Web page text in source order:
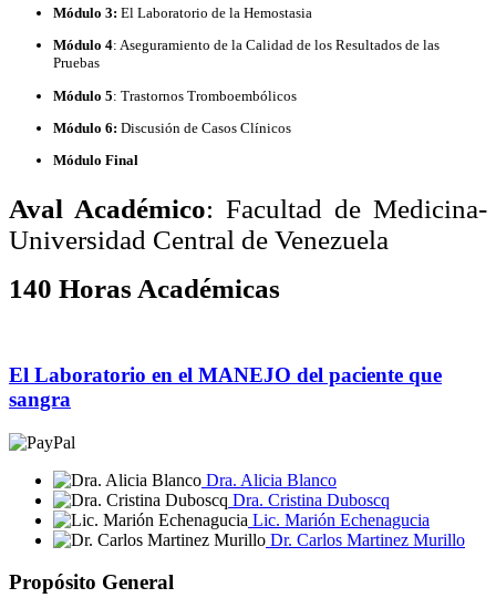
Módulo 3: El Laboratorio de la Hemostasia
Módulo 4: Aseguramiento de la Calidad de los Resultados de las
Pruebas
Módulo 5: Trastornos Tromboembólicos
Módulo 6: Discusión de Casos Clínicos
Módulo Final
Aval Académico: Facultad de Medicina-
Universidad Central de Venezuela
140 Horas Académicas
El Laboratorio en el MANEJO del paciente que
sangra
Dra. Alicia Blanco
Dra. Cristina Duboscq
Lic. Marión Echenagucia
Dr. Carlos Martinez Murillo
Propósito General